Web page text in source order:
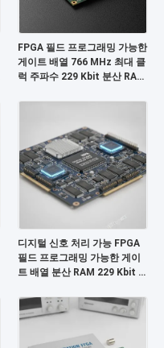
FPGA 필드 프로그래밍 가능한
게이트 배열 766 MHz 최대 클
럭 주파수 229 Kbit 분산 RAM
디지털 신호 처리 가능 FPGA
필드 프로그래밍 가능한 게이
트 배열 분산 RAM 229 Kbit 및